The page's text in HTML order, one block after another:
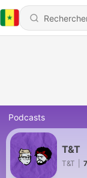
Podcasts
T&T
T&T